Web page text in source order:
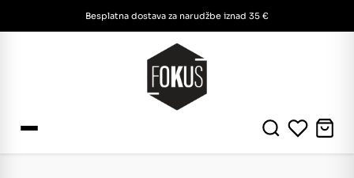
Besplatna dostava za narudžbe iznad 35 €